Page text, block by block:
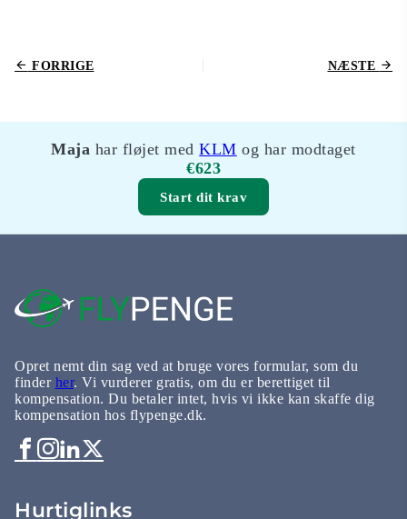
FORRIGE NÆSTE
Maja har fløjet medKLM og har modtaget
€623
Start dit krav
Opret nemt din sag ved at bruge vores formular, som du
finder her. Vi vurderer gratis, om du er berettiget til
kompensation. Du betaler intet, hvis vi ikke kan skaffe dig
kompensation hos flypenge.dk.
Hurtiglinks